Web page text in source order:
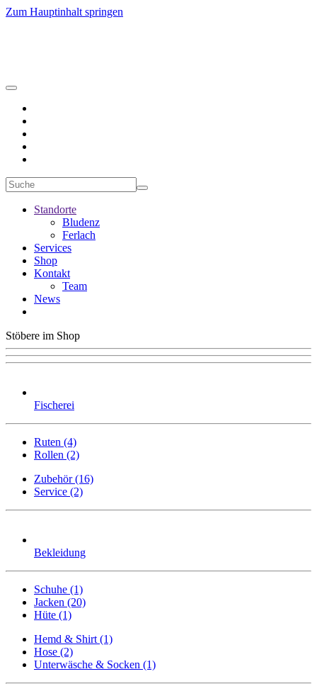
Zum Hauptinhalt springen
Standorte
Bludenz
Ferlach
Services
Shop
Kontakt
Team
News
Stöbere im Shop
Fischerei
Ruten (4)
Rollen (2)
Zubehör (16)
Service (2)
Bekleidung
Schuhe (1)
Jacken (20)
Hüte (1)
Hemd & Shirt (1)
Hose (2)
Unterwäsche & Socken (1)